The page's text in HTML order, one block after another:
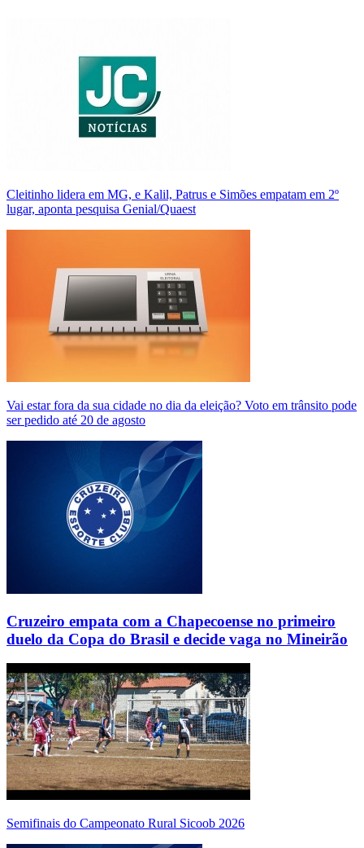
Cleitinho lidera em MG, e Kalil, Patrus e Simões empatam em 2º
lugar, aponta pesquisa Genial/Quaest
Vai estar fora da sua cidade no dia da eleição? Voto em trânsito pode
ser pedido até 20 de agosto
Cruzeiro empata com a Chapecoense no primeiro
duelo da Copa do Brasil e decide vaga no Mineirão
Semifinais do Campeonato Rural Sicoob 2026